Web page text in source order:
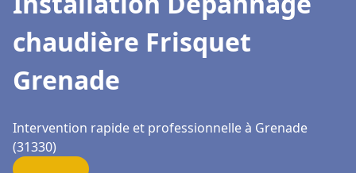
chaudière Frisquet
Grenade
Intervention rapide et professionnelle à Grenade
(31330)